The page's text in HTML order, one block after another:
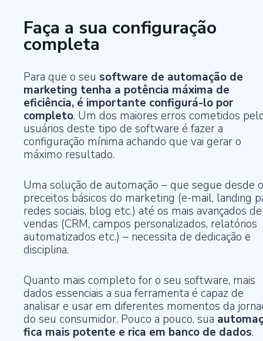
Faça a sua configuração
completa
Para que o seu software de automação de
marketing tenha a potência máxima de
eficiência, é importante configurá-lo por
completo. Um dos maiores erros cometidos
usuários deste tipo de software é fazer a
configuração mínima achando que vai gerar o
máximo resultado.
Uma solução de automação – que segue desde
preceitos básicos do marketing (e-mail, landing
redes sociais, blog etc.) até os mais avançados de
vendas (CRM, campos personalizados, relatórios
automatizados etc.) – necessita de dedicação e
disciplina.
Quanto mais completo for o seu software, mais
dados essenciais a sua ferramenta é capaz de
analisar e usar em diferentes momentos da
do seu consumidor. Pouco a pouco, sua
fica mais potente e rica em banco de dados.